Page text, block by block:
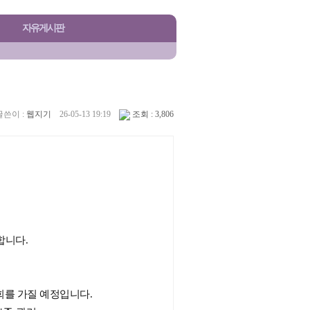
자유게시판
쓴이 : 웹지기 26-05-13 19:19 조회 : 3,806
니다.
를 가질 예정입니다.